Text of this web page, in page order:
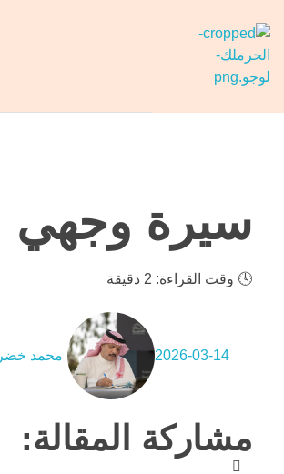
سيرة وجهي
🕓 وقت القراءة: 2 دقيقة
2026-03-14 محمد خضر
مشاركة المقالة: